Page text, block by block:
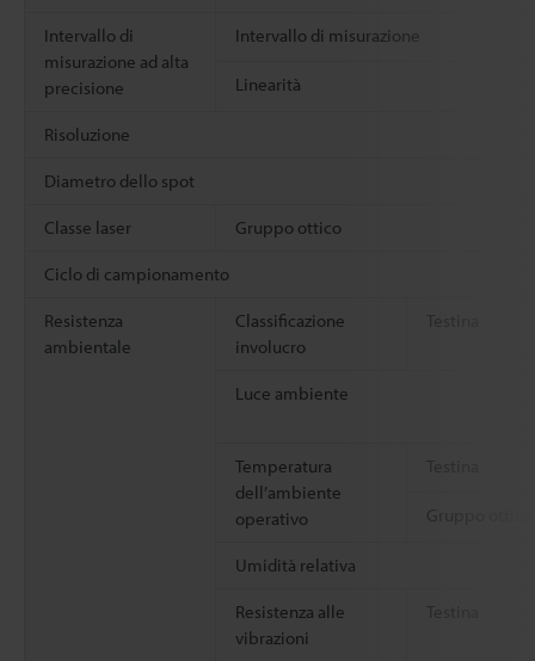
Intervallo di
misurazione ad alta
precisione
Intervallo di misurazione
Linearità
Risoluzione
Diametro dello spot
Classe laser Gruppo ottico
Ciclo di campionamento
Resistenza
ambientale
Classificazione
involucro
Testina
Luce ambiente
Temperatura
dell’ambiente
operativo
Testina
Umidità relativa
Resistenza alle
vibrazioni
Testina